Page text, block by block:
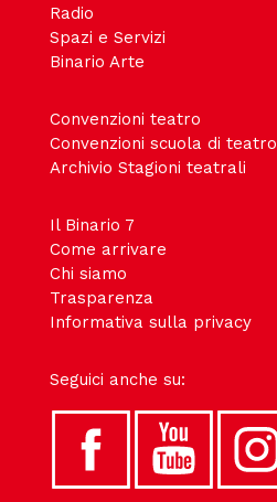
Radio
Spazi e Servizi
Binario Arte
Convenzioni teatro
Convenzioni scuola di teatro
Archivio Stagioni teatrali
Il Binario 7
Come arrivare
Chi siamo
Trasparenza
Informativa sulla privacy
Seguici anche su: